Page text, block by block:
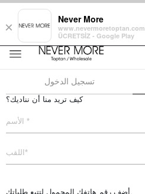
×
Never More
www.nevermoretoptan.com
ÜCRETSİZ - Google Play
تخفيض 5٪ على جميع الطلبات في السلة مختلفة
تسجيل الدخول
كيف تريد منا أن نناديك؟
أضف رقم هاتفك المحمول لتتبع طلباتك.